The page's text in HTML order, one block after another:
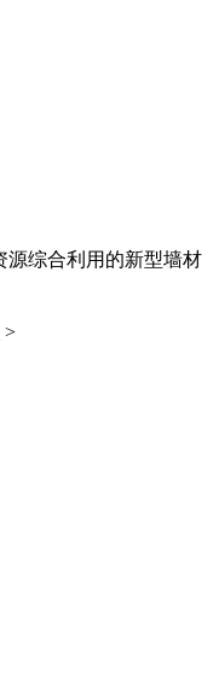
源综合利用的新型墙材
>